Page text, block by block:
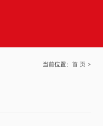
当前位置： 首 页 >